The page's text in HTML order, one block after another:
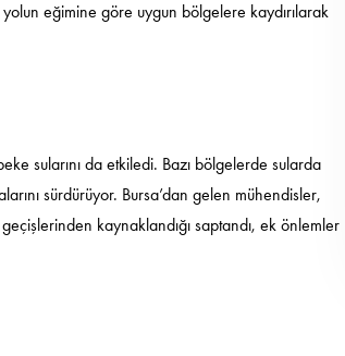
eğimine göre uygun bölgelere kaydırılarak
sularını da etkiledi. Bazı bölgelerde sularda
sürdürüyor. Bursa’dan gelen mühendisler,
kaynaklandığı saptandı, ek önlemler